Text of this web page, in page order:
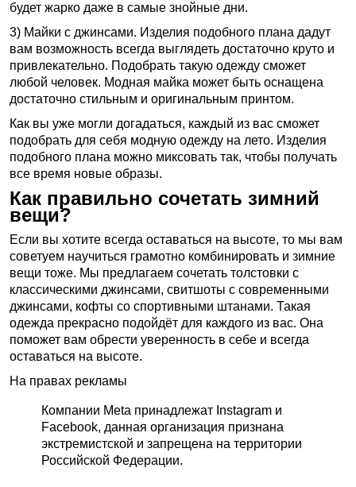
будет жарко даже в самые знойные дни.
3) Майки с джинсами. Изделия подобного плана дадут
вам возможность всегда выглядеть достаточно круто и
привлекательно. Подобрать такую одежду сможет
любой человек. Модная майка может быть оснащена
достаточно стильным и оригинальным принтом.
Как вы уже могли догадаться, каждый из вас сможет
подобрать для себя модную одежду на лето. Изделия
подобного плана можно миксовать так, чтобы получать
все время новые образы.
Как правильно сочетать зимний
вещи?
Если вы хотите всегда оставаться на высоте, то мы вам
советуем научиться грамотно комбинировать и зимние
вещи тоже. Мы предлагаем сочетать толстовки с
классическими джинсами, свитшоты с современными
джинсами, кофты со спортивными штанами. Такая
одежда прекрасно подойдёт для каждого из вас. Она
поможет вам обрести уверенность в себе и всегда
оставаться на высоте.
На правах рекламы
Компании Meta принадлежат Instagram и
Facebook, данная организация признана
экстремистской и запрещена на территории
Российской Федерации.